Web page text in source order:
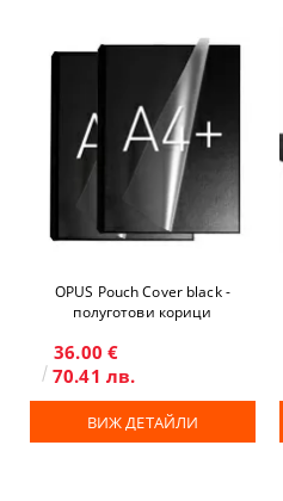
OPUS Pouch Cover black -
полуготови корици
36.00 €
70.41 лв.
ВИЖ ДЕТАЙЛИ